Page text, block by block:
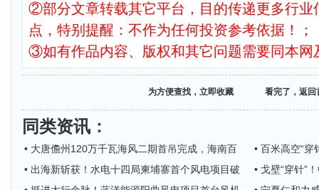
②部分文章转载其它平台，目的传递更多行业
点，特别提醒：不作为任何投资参考依据！；
③如有作品内容、版权和其它问题需要同本网
为方便查找，立即收藏 看完了，返回
同类资讯 ：
• 大唐儋州120万千瓦海风二期首吊完成，海南百
• 百米高空“
• 出海新斩获！水电十四局柬埔寨首个风电项目破
• 戈壁“穿针”